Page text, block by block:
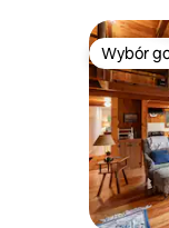
Wybór
Wybór